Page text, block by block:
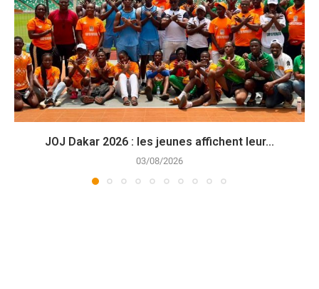
JOJ Dakar 2026 : les jeunes affichent leur...
03/08/2026